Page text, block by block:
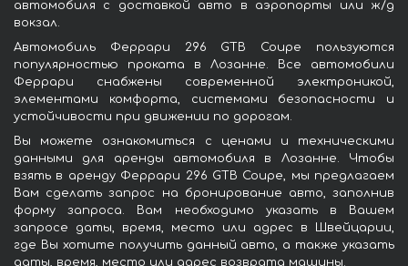
автомобиля с доставкой авто в аэропорты или ж/д
вокзал.
Автомобиль Феррари 296 GTB Coupe пользуются
популярностью проката в Лозанне. Все автомобили
Феррари снабжены современной электроникой,
элементами комфорта, системами безопасности и
устойчивости при движении по дорогам.
Вы можете ознакомиться с ценами и техническими
данными для аренды автомобиля в Лозанне. Чтобы
взять в аренду Феррари 296 GTB Coupe, мы предлагаем
Вам сделать запрос на бронирование авто, заполнив
форму запроса. Вам необходимо указать в Вашем
запросе даты, время, место или адрес в Швейцарии,
где Вы хотите получить данный авто, а также указать
даты, время, место или адрес возврата машины.